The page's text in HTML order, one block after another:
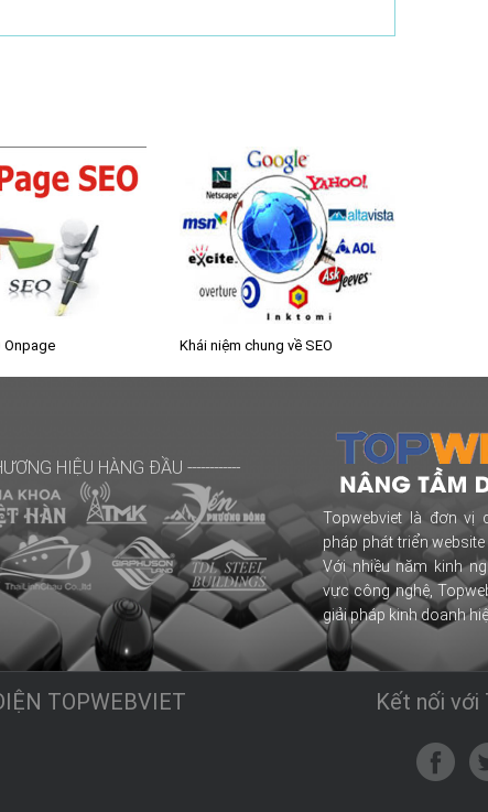
Onpage Khái niệm chung về SEO
HIỆU HÀNG ĐẦU ------------
Topwebviet là đơn vị
pháp phát triển
Với nhiều năm kinh
vực công nghệ,
giải pháp kinh doanh
TOPWEBVIET Kết nối với